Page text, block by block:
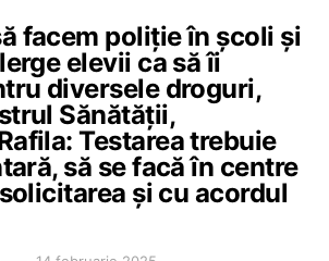
facem poliție în școli și
elevii ca să îi
diversele droguri,
Sănătății,
Testarea trebuie
să se facă în centre
și cu acordul